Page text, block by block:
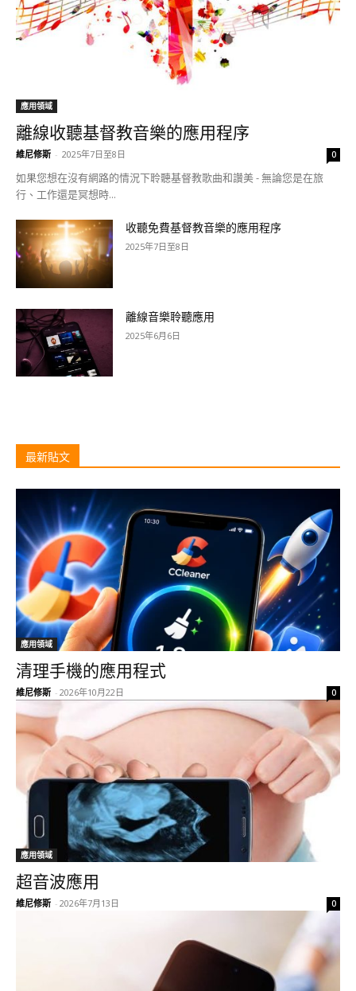
應用領域
離線收聽基督教音樂的應用程序
維尼修斯 - 2025年7日至8日 0
如果您想在沒有網路的情況下聆聽基督教歌曲和讚美 - 無論您是在旅
行、工作還是冥想時...
收聽免費基督教音樂的應用程序
2025年7日至8日
離線音樂聆聽應用
2025年6月6日
最新貼文
應用領域
清理手機的應用程式
維尼修斯 - 2026年10月22日 0
應用領域
超音波應用
維尼修斯 - 2026年7月13日 0